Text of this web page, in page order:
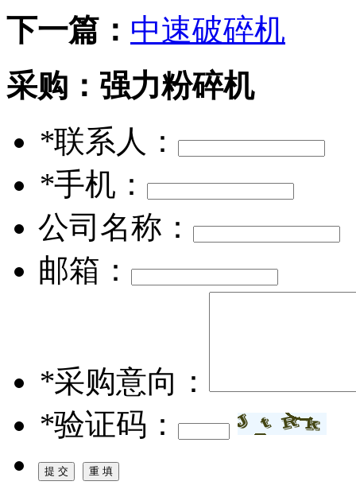
下一篇： 中速破碎机
采购： 强力粉碎机
*联系人：
*手机：
公司名称：
邮箱：
*采购意向：
*验证码：